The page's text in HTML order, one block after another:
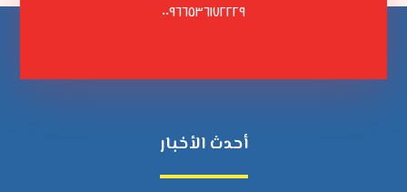
٠٠٩٦٦٥٣٦١٧٢٢٢٩
أحدث الأخبار